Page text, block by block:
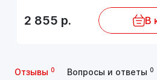
2 855 р. В
Отзывы 0 Вопросы и ответы 0